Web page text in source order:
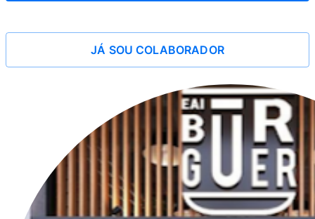
JÁ SOU COLABORADOR